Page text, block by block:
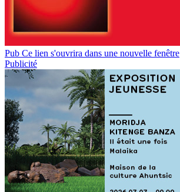
Pub Ce lien s'ouvrira dans une nouvelle fenêtre
Publicité